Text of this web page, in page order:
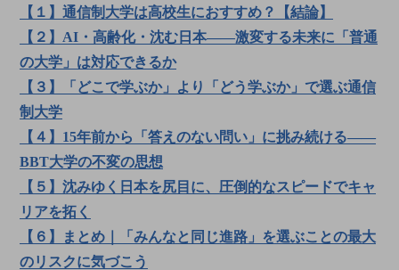
【１】通信制大学は高校生におすすめ？【結論】
【２】AI・高齢化・沈む日本――激変する未来に「普通
の大学」は対応できるか
【３】「どこで学ぶか」より「どう学ぶか」で選ぶ通信
制大学
【４】15年前から「答えのない問い」に挑み続ける――
BBT大学の不変の思想
【５】沈みゆく日本を尻目に、圧倒的なスピードでキャ
リアを拓く
【６】まとめ｜「みんなと同じ進路」を選ぶことの最大
のリスクに気づこう